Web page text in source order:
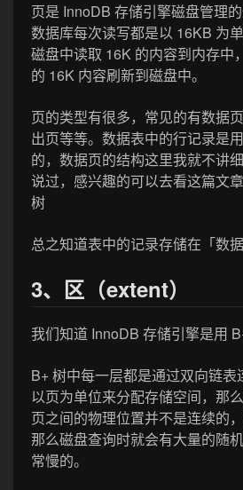
页是 InnoDB 存储引擎磁盘管理
数据库每次读写都是以 16KB 为
磁盘中读取 16K 的内容到内存中
的 16K 内容刷新到磁盘中。
页的类型有很多，常见的有数据
出页等等。数据表中的行记录是
的，数据页的结构这里我就不讲
说过，感兴趣的可以去看这篇文
树
总之知道表中的记录存储在「数
3、区（extent）
我们知道 InnoDB 存储引擎是用
B+ 树中每一层都是通过双向链
以页为单位来分配存储空间，那
页之间的物理位置并不是连续的
那么磁盘查询时就会有大量的随
常慢的。